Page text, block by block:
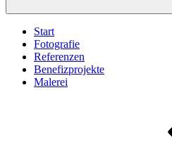
Start
Fotografie
Referenzen
Benefizprojekte
Malerei